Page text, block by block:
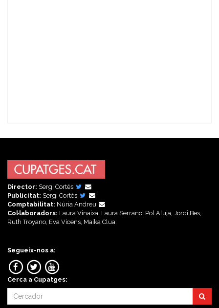
Director: Sergi Cortés
Publicitat: Sergi Cortés
Comptabilitat: Núria Andreu
Col·laboradors: Laura Vinaixa, Laura Serrano, Pol Aluja, Jordi Bes,
Ruth Troyano, Eva Vicens, Maika Clua.
Segueix-nos a:
Cerca a Cupatges: